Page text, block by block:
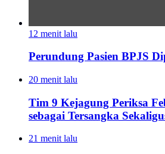
12 menit lalu
Perundung Pasien BPJS
20 menit lalu
Tim 9 Kejagung Periksa
sebagai Tersangka
21 menit lalu